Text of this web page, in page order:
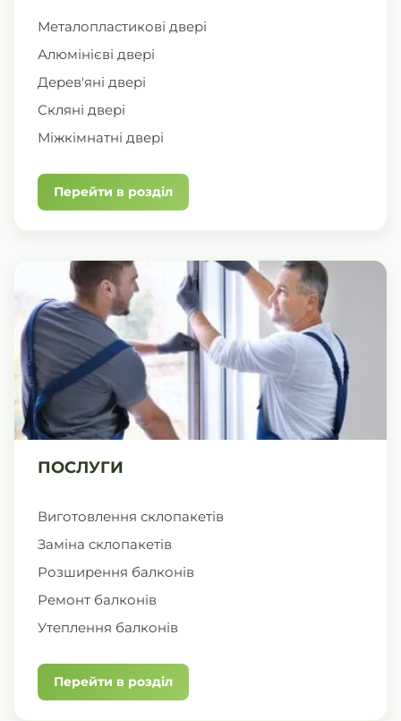
Металопластикові двері
Алюмінієві двері
Дерев'яні двері
Скляні двері
Міжкімнатні двері
Перейти в розділ
ПОСЛУГИ
Виготовлення склопакетів
Заміна склопакетів
Розширення балконів
Ремонт балконів
Утеплення балконів
Перейти в розділ